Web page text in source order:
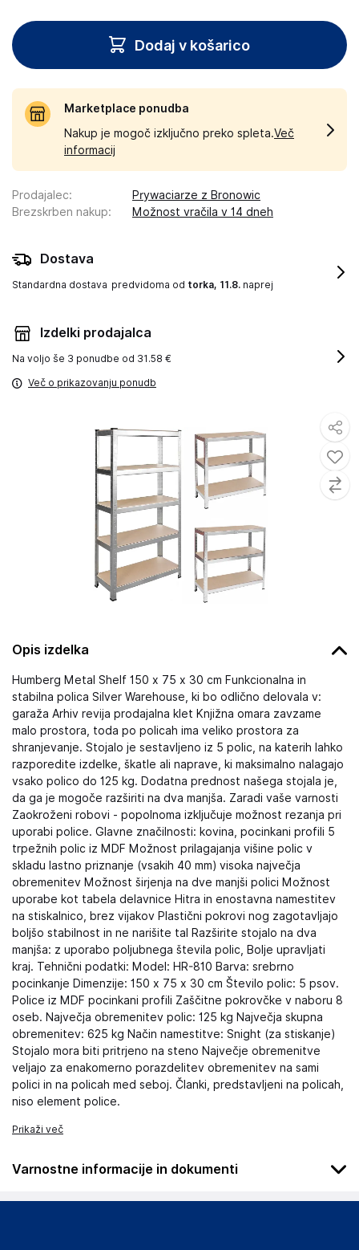
Opis izdelka
Humberg Metal Shelf 150 x 75 x 30 cm Funkcionalna in
stabilna polica Silver Warehouse, ki bo odlično delovala v:
garaža Arhiv revija prodajalna klet Knjižna omara zavzame
malo prostora, toda po policah ima veliko prostora za
shranjevanje. Stojalo je sestavljeno iz 5 polic, na katerih lahko
razporedite izdelke, škatle ali naprave, ki maksimalno nalagajo
vsako polico do 125 kg. Dodatna prednost našega stojala je,
da ga je mogoče razširiti na dva manjša. Zaradi vaše varnosti
Zaokroženi robovi - popolnoma izključuje možnost rezanja pri
uporabi police. Glavne značilnosti: kovina, pocinkani profili 5
trpežnih polic iz MDF Možnost prilagajanja višine polic v
skladu lastno priznanje (vsakih 40 mm) visoka največja
obremenitev Možnost širjenja na dve manjši polici Možnost
uporabe kot tabela delavnice Hitra in enostavna namestitev
na stiskalnico, brez vijakov Plastični pokrovi nog zagotavljajo
boljšo stabilnost in ne narišite tal Razširite stojalo na dva
manjša: z uporabo poljubnega števila polic, Bolje upravljati
kraj. Tehnični podatki: Model: HR-810 Barva: srebrno
pocinkanje Dimenzije: 150 x 75 x 30 cm Število polic: 5 psov.
Police iz MDF pocinkani profili Zaščitne pokrovčke v naboru 8
oseb. Največja obremenitev polic: 125 kg Največja skupna
obremenitev: 625 kg Način namestitve: Snight (za stiskanje)
Stojalo mora biti pritrjeno na steno Največje obremenitve
veljajo za enakomerno porazdelitev obremenitev na sami
polici in na policah med seboj. Članki, predstavljeni na policah,
niso element police.
Prikaži več
Varnostne informacije in dokumenti
Podatki o proizvajalcu
Dodaj v košarico
Marketplace ponudba
Nakup je mogoč izključno preko spleta.Več
informacij
Prodajalec:
Prywaciarze z Bronowic
Brezskrben nakup: Možnost vračila v 14 dneh
Dostava
Standardna dostava predvidoma od torka, 11.8. naprej
Izdelki prodajalca
Na voljo še 3 ponudbe od 31.58 €
Več o prikazovanju ponudb